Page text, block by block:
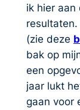
ik hier
(zie deze
bak op
een
jaar lukt
gaan voor